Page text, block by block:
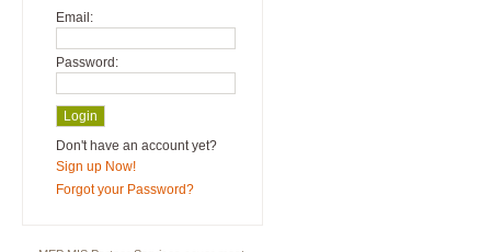
Email:
Password:
Don't have an account yet?
Sign up Now!
Forgot your Password?